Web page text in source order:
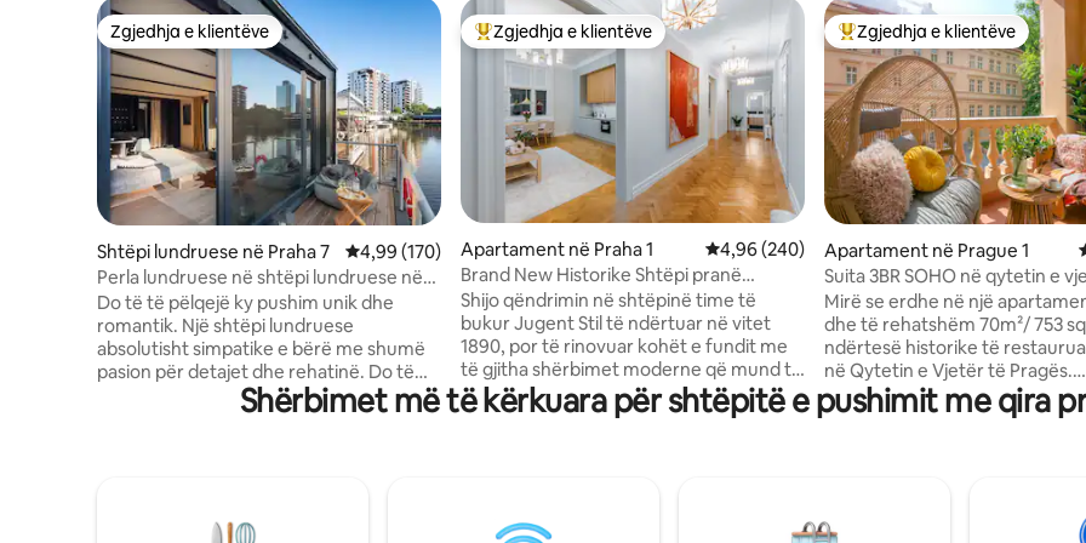
Zgjedhja e klientëve
Zgjedhja e klientëve
Shtëpi lundruese në Praha 7 Vlerësimi mesatar 4,99 nga 5, 170 vlerësime
4,99 (170)
Perla lundruese në shtëpi lundruese në
Pragë
Do të të pëlqejë ky pushim unik dhe
romantik. Një shtëpi lundruese
absolutisht simpatike e bërë me shumë
pasion për detajet dhe rehatinë. Do të
përjetosh një qëndrim të paharrueshëm
dhe nuk do të duash të largohesh. Mund
krevat fëmijësh për foshnja të vogla.
Më të mirat e zgjedhjeve të klientëve
Zgjedhja e klientëve
Apartament në Praha 1 Vlerësimi mesatar 4,96 nga 5, 240 vlerësime
4,96 (240)
Brand New Historike Shtëpi pranë
Sheshit të Qytetit të Vjetër
Shijo qëndrimin në shtëpinë time të
bukur Jugent Stil të ndërtuar në vitet
1890, por të rinovuar kohët e fundit me
të gjitha shërbimet moderne që mund të
dëshirosh, duke përfshirë kondicionerin
e integruar në të gjitha dhomat.
shekullit dhe moderne në të gjithë, banjë
Më të mirat e zgjedhjeve të
Zgjedhja e klientëve
Apartament në Prague 1
Suita 3BR SOHO në qytetin e
Tarracë private | #B304
Mirë se erdhe në një
dhe të rehatshëm 70m²/ 753
ndërtesë historike të
në Qytetin e Vjetër të Pragës.
Vendndodhja është e
Ura e Çarls është 3 minuta më
qëndrimi mbetet i qetë dhe
Ndërtesa ka një oborr të
Shërbimet më të kërkuara për shtëpitë e pushimit me qira